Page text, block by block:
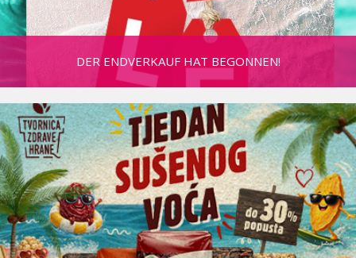
DER ENDVERKAUF HAT BEGONNEN!